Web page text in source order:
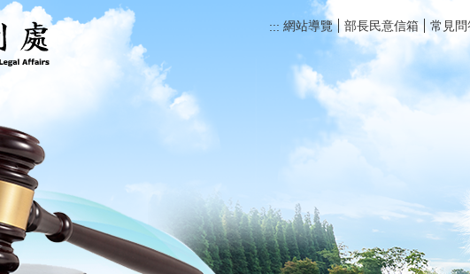
::: 網站導覽 部長民意信箱 常見問